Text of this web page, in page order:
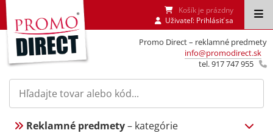
Promo Direct – reklamné predmety
info@promodirect.sk
tel. 917 747 955
Košík je prázdny
Uživateľ: Prihlásiť sa
Reklamné predmety– kategórie